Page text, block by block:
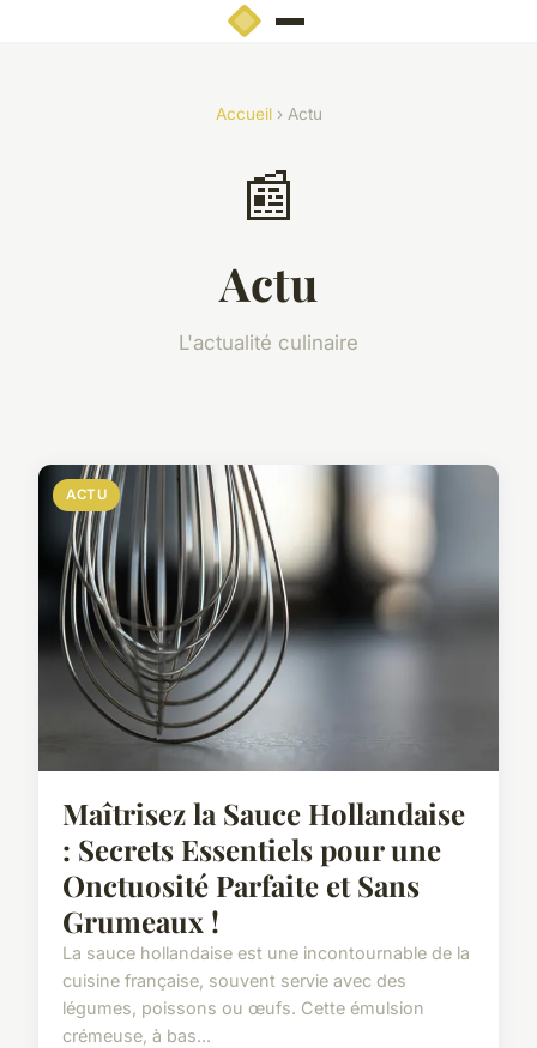
Accueil› Actu
📰
Actu
L'actualité culinaire
ACTU
Maîtrisez la Sauce Hollandaise
: Secrets Essentiels pour une
Onctuosité Parfaite et Sans
Grumeaux !
La sauce hollandaise est une incontournable de la
cuisine française, souvent servie avec des
légumes, poissons ou œufs. Cette émulsion
crémeuse, à bas...